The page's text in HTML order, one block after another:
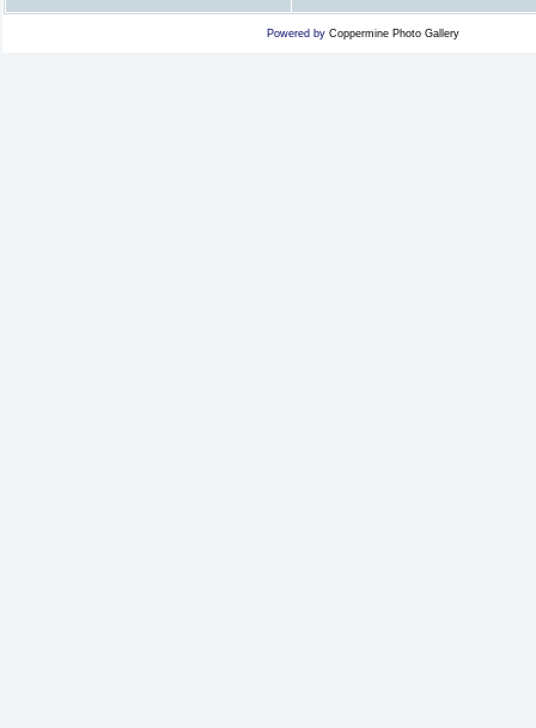
Powered by Coppermine Photo Gallery